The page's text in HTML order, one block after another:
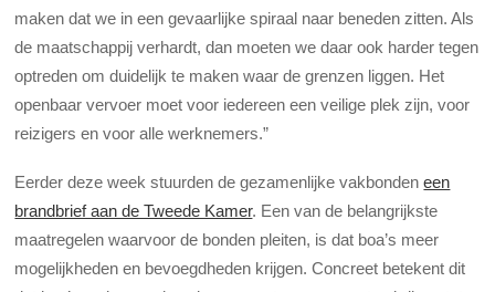
maken dat we in een gevaarlijke spiraal naar beneden zitten. Als
de maatschappij verhardt, dan moeten we daar ook harder tegen
optreden om duidelijk te maken waar de grenzen liggen. Het
openbaar vervoer moet voor iedereen een veilige plek zijn, voor
reizigers en voor alle werknemers.”
Eerder deze week stuurden de gezamenlijke vakbondeneen
brandbrief aan de Tweede Kamer. Een van de belangrijkste
maatregelen waarvoor de bonden pleiten, is dat boa’s meer
mogelijkheden en bevoegdheden krijgen. Concreet betekent dit